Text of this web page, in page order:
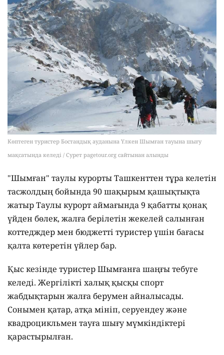
Көптеген туристер Бостандық ауданына Үлкен Шымған тауына шығу
мақсатында келеді / Сурет pagetour.org сайтынан алынды
"Шымған" таулы курорты Ташкенттен тұра келетін
тасжолдың бойында 90 шақырым қашықтықта
жатыр Таулы курорт аймағында 9 қабатты қонақ
үйден бөлек, жалға берілетін жекелей салынған
коттедждер мен бюджетті туристер үшін бағасы
қалта көтеретін үйлер бар.
Қыс кезінде туристер Шымғанға шаңғы тебуге
келеді. Жергілікті халық қысқы спорт
жабдықтарын жалға берумен айналысады.
Сонымен қатар, атқа мініп, серуендеу және
квадроцикльмен тауға шығу мүмкіндіктері
қарастырылған.